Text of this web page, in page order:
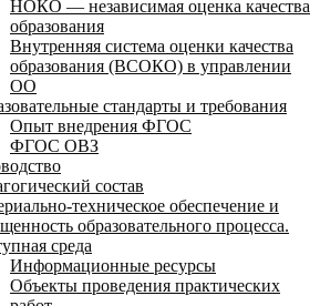
НОКО — независимая оценка качества
образования
Внутренняя система оценки качества
образования (ВСОКО) в управлении
ОО
стандарты и требования
Опыт внедрения ФГОС
ФГОС ОВЗ
состав
техническое обеспечение и
образовательного процесса.
среда
Информационные ресурсы
Объекты проведения практических